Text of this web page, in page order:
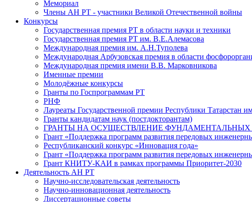
Мемориал
Члены АН РТ - участники Великой Отечественной войны
Конкурсы
Государственная премия РТ в области науки и техники
Государственная премия РТ им. В.Е.Алемасова
Международная премия им. А.Н.Туполева
Международная Арбузовская премия в области
Международная премия имени В.В. Марковникова
Именные премии
Молодёжные конкурсы
Гранты по Госпрограммам РТ
РНФ
Лауреаты Государственной премии Республики Татарстан
Гранты кандидатам наук (постдокторантам)
ГРАНТЫ НА ОСУЩЕСТВЛЕНИЕ
Грант «Поддержка программ развития передовых
Республиканский конкурс «Инновация года»
Грант «Поддержка программ развития передовых
Грант КНИТУ-КАИ в рамках программы Приоритет-2030
Деятельность АН РТ
Научно-исследовательская деятельность
Научно-инновационная деятельность
Диссертационные советы